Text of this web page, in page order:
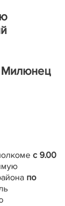
Милюнец
с 9.00
по